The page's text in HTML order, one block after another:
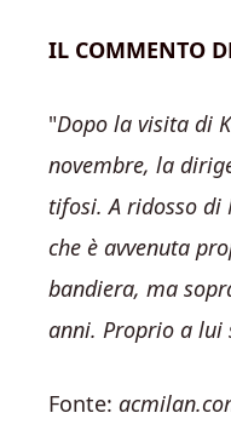
IL COMMENTO
Dopo la visita di
novembre, la
tifosi. A ridosso di
che è avvenuta
bandiera, ma
anni. Proprio a lui
Fonte: